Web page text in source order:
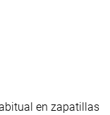
en zapatillas